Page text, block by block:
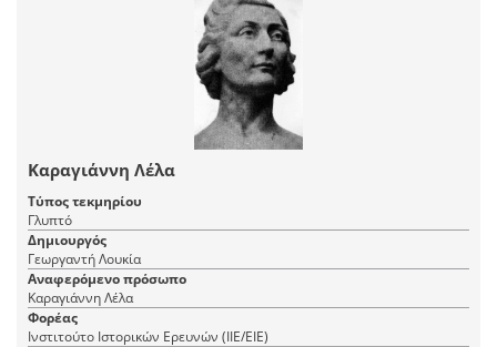
Καραγιάννη Λέλα
Τύπος τεκμηρίου
Γλυπτό
Δημιουργός
Γεωργαντή Λουκία
Αναφερόμενο πρόσωπο
Καραγιάννη Λέλα
Φορέας
Ινστιτούτο Ιστορικών Ερευνών (ΙΙΕ/ΕΙΕ)